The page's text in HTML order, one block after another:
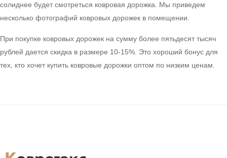
солиднее будет смотреться ковровая дорожка. Мы приведем
несколько фотографий ковровых дорожек в помещении.
При покупке ковровых дорожек на сумму более пятьдесят тысяч
рублей дается скидка в размере 10-15%. Это хороший бонус для
тех, кто хочет купить ковровые дорожки оптом по низким ценам.